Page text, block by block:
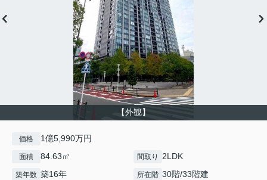
【外観】
価格 1億5,990万円
面積 84.63㎡ 間取り 2LDK
築年数 築16年 所在階 30階/33階建